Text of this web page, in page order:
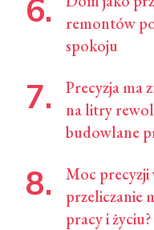
remontów
spokoju
Precyzja ma
na litry
budowlane
Moc precyzji
przeliczanie
pracy i życiu?